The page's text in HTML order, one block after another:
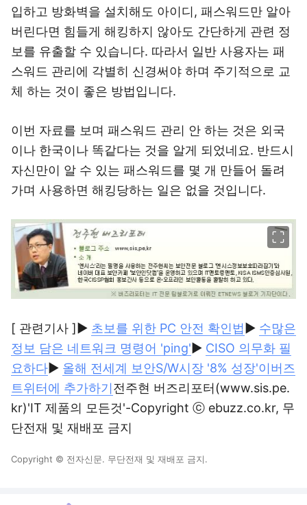
입하고 방화벽을 설치해도 아이디, 패스워드만 알아
버린다면 힘들게 해킹하지 않아도 간단하게 관련 정
보를 유출할 수 있습니다. 따라서 일반 사용자는 패
스워드 관리에 각별히 신경써야 하며 주기적으로 교
체 하는 것이 좋은 방법입니다.
이번 자료를 보며 패스워드 관리 안 하는 것은 외국
이나 한국이나 똑같다는 것을 알게 되었네요. 반드시
자신만이 알 수 있는 패스워드를 몇 개 만들어 돌려
가며 사용하면 해킹당하는 일은 없을 것입니다.
[ 관련기사 ]▶ 초보를 위한 PC 안전 확인법 ▶ 수많은
정보 담은 네트워크 명령어 'ping'▶ CISO 의무화 필
요하다▶ 올해 전세계 보안S/W시장 '8% 성장'이버즈
트위터에 추가하기전주현 버즈리포터(www.sis.pe.
kr)'IT 제품의 모든것'-Copyright ⓒ ebuzz.co.kr, 무
단전재 및 재배포 금지
Copyright © 전자신문. 무단전재 및 재배포 금지.